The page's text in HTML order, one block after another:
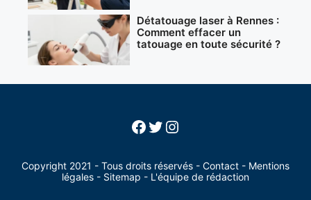
Détatouage laser à Rennes :
Comment effacer un
tatouage en toute sécurité ?
Facebook
Twitter
Instagram
Copyright 2021 - Tous droits réservés - Contact - Mentions
légales - Sitemap - L'équipe de rédaction